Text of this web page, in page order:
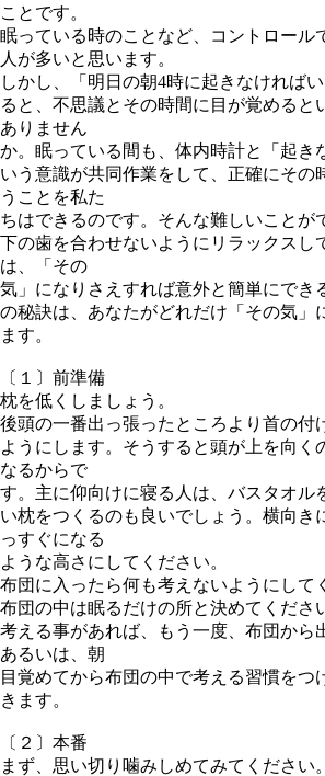
ことです。
眠っている時のことなど、コントロール
人が多いと思います。
しかし、「明日の朝4時に起きなければ
ると、不思議とその時間に目が覚めると
ありません
か。眠っている間も、体内時計と「起き
いう意識が共同作業をして、正確にその
うことを私た
ちはできるのです。そんな難しいことが
下の歯を合わせないようにリラックスし
は、「その
気」になりさえすれば意外と簡単にでき
の秘訣は、 あなたがどれだけ「その気」
ます。
〔１〕前準備
枕を低くしましょう。
後頭の一番出っ張ったところより首の付
ようにします。そうすると頭が上を向く
なるからで
す。主に仰向けに寝る人は、バスタオル
い枕をつくるのも良いでしょう。横向き
っすぐになる
ような高さにしてください。
布団に入ったら何も考えないようにして
布団の中は眠るだけの所と決めてくださ
考える事があれば、もう一度、布団から
あるいは、朝
目覚めてから布団の中で考える習慣をつ
きます。
〔２〕本番
まず、思い切り噛みしめてみてください